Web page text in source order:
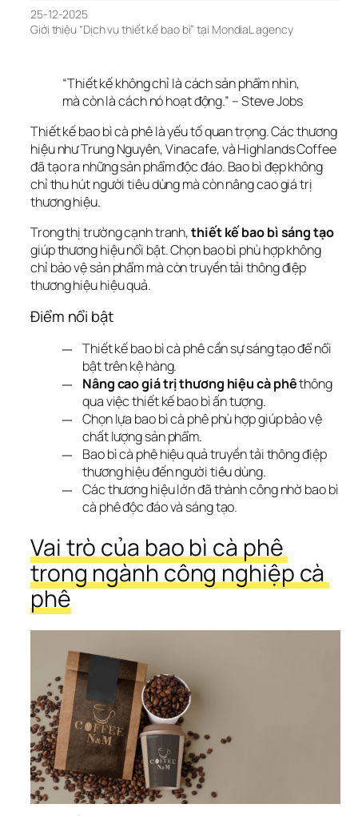
25-12-2025
Giới thiệu “Dịch vụ thiết kế bao bì” tại MondiaL agency
“Thiết kế không chỉ là cách sản phẩm nhìn,
mà còn là cách nó hoạt động.” – Steve Jobs
Thiết kế bao bì cà phê là yếu tố quan trọng. Các thương
hiệu như Trung Nguyên, Vinacafe, và Highlands Coffee
đã tạo ra những sản phẩm độc đáo. Bao bì đẹp không
chỉ thu hút người tiêu dùng mà còn nâng cao giá trị
thương hiệu.
Trong thị trường cạnh tranh, thiết kế bao bì sáng tạo
giúp thương hiệu nổi bật. Chọn bao bì phù hợp không
chỉ bảo vệ sản phẩm mà còn truyền tải thông điệp
thương hiệu hiệu quả.
Điểm nổi bật
Thiết kế bao bì cà phê cần sự sáng tạo để nổi
bật trên kệ hàng.
Nâng cao giá trị thương hiệu cà phêthông
qua việc thiết kế bao bì ấn tượng.
Chọn lựa bao bì cà phê phù hợp giúp bảo vệ
chất lượng sản phẩm.
Bao bì cà phê hiệu quả truyền tải thông điệp
thương hiệu đến người tiêu dùng.
Các thương hiệu lớn đã thành công nhờ bao bì
cà phê độc đáo và sáng tạo.
Vai trò của bao bì cà phê
trong ngành công nghiệp cà
phê